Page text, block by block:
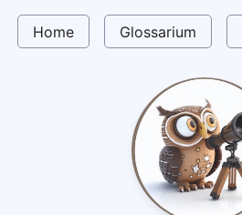
Home Glossarium